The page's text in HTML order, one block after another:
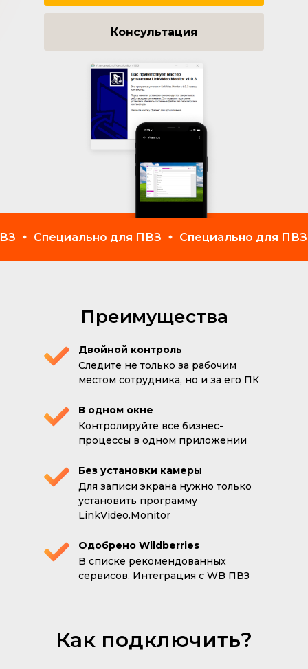
Консультация
Специально для ПВЗ Специально для ПВЗ
В списке рекомендованных
сервисов. Интеграция с WB ПВЗ
Одобрено Wildberries
Для записи экрана нужно только
установить программу
LinkVideo.Monitor
Без установки камеры
Контролируйте все бизнес-
процессы в одном приложении
В одном окне
Следите не только за рабочим
местом сотрудника, но и за его ПК
Двойной контроль
Преимущества
Как подключить?